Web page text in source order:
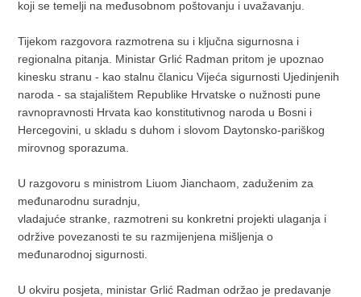
koji se temelji na međusobnom poštovanju i uvažavanju.
Tijekom razgovora razmotrena su i ključna sigurnosna i
regionalna pitanja. Ministar Grlić Radman pritom je upoznao
kinesku stranu - kao stalnu članicu Vijeća sigurnosti Ujedinjenih
naroda - sa stajalištem Republike Hrvatske o nužnosti pune
ravnopravnosti Hrvata kao konstitutivnog naroda u Bosni i
Hercegovini, u skladu s duhom i slovom Daytonsko-pariškog
mirovnog sporazuma.
U razgovoru s ministrom Liuom Jianchaom, zaduženim za
međunarodnu suradnju,
vladajuće stranke, razmotreni su konkretni projekti ulaganja i
održive povezanosti te su razmijenjena mišljenja o
međunarodnoj sigurnosti.
U okviru posjeta, ministar Grlić Radman održao je predavanje